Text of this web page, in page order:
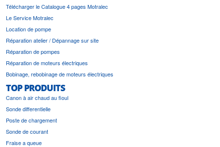
Télécharger le Catalogue 4 pages Motralec
Le Service Motralec
Location de pompe
Réparation atelier / Dépannage sur site
Réparation de pompes
Réparation de moteurs électriques
Bobinage, rebobinage de moteurs électriques
TOP PRODUITS
Canon à air chaud au fioul
Sonde differentielle
Poste de chargement
Sonde de courant
Fraise a queue